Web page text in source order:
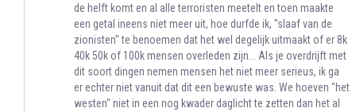
de helft komt en al alle terroristen meetelt en toen maakte
een getal ineens niet meer uit, hoe durfde ik, "slaaf van de
zionisten" te benoemen dat het wel degelijk uitmaakt of er 8k
40k 50k of 100k mensen overleden zijn... Als je overdrijft met
dit soort dingen nemen mensen het niet meer serieus, ik ga
er echter niet vanuit dat dit een bewuste was. We hoeven "het
westen" niet in een nog kwader daglicht te zetten dan het al